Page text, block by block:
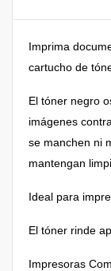
Imprima
cartucho de
El tóner negro
imágenes
se manchen ni
mantengan
Ideal para
El tóner rinde
Impresoras